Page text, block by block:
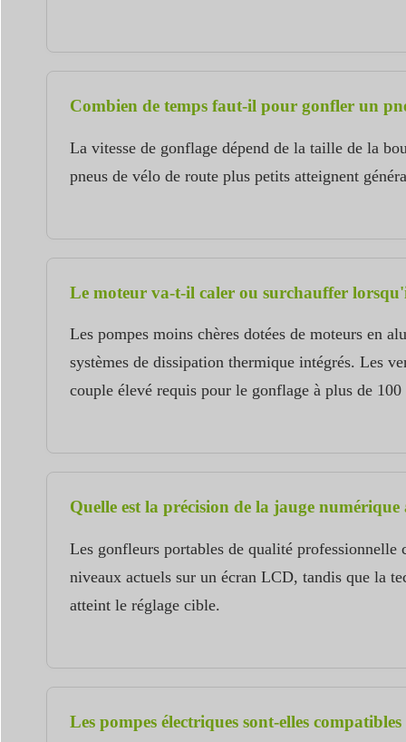
Combien de temps faut-il pour gonfler un
La vitesse de gonflage dépend de la taille de la
pneus de vélo de route plus petits atteignent
Le moteur va-t-il caler ou surchauffer
Les pompes moins chères dotées de moteurs en
systèmes de dissipation thermique intégrés. Les
couple élevé requis pour le gonflage à plus de 100
Quelle est la précision de la jauge numérique
Les gonfleurs portables de qualité professionnelle
niveaux actuels sur un écran LCD, tandis que la
atteint le réglage cible.
Les pompes électriques sont-elles